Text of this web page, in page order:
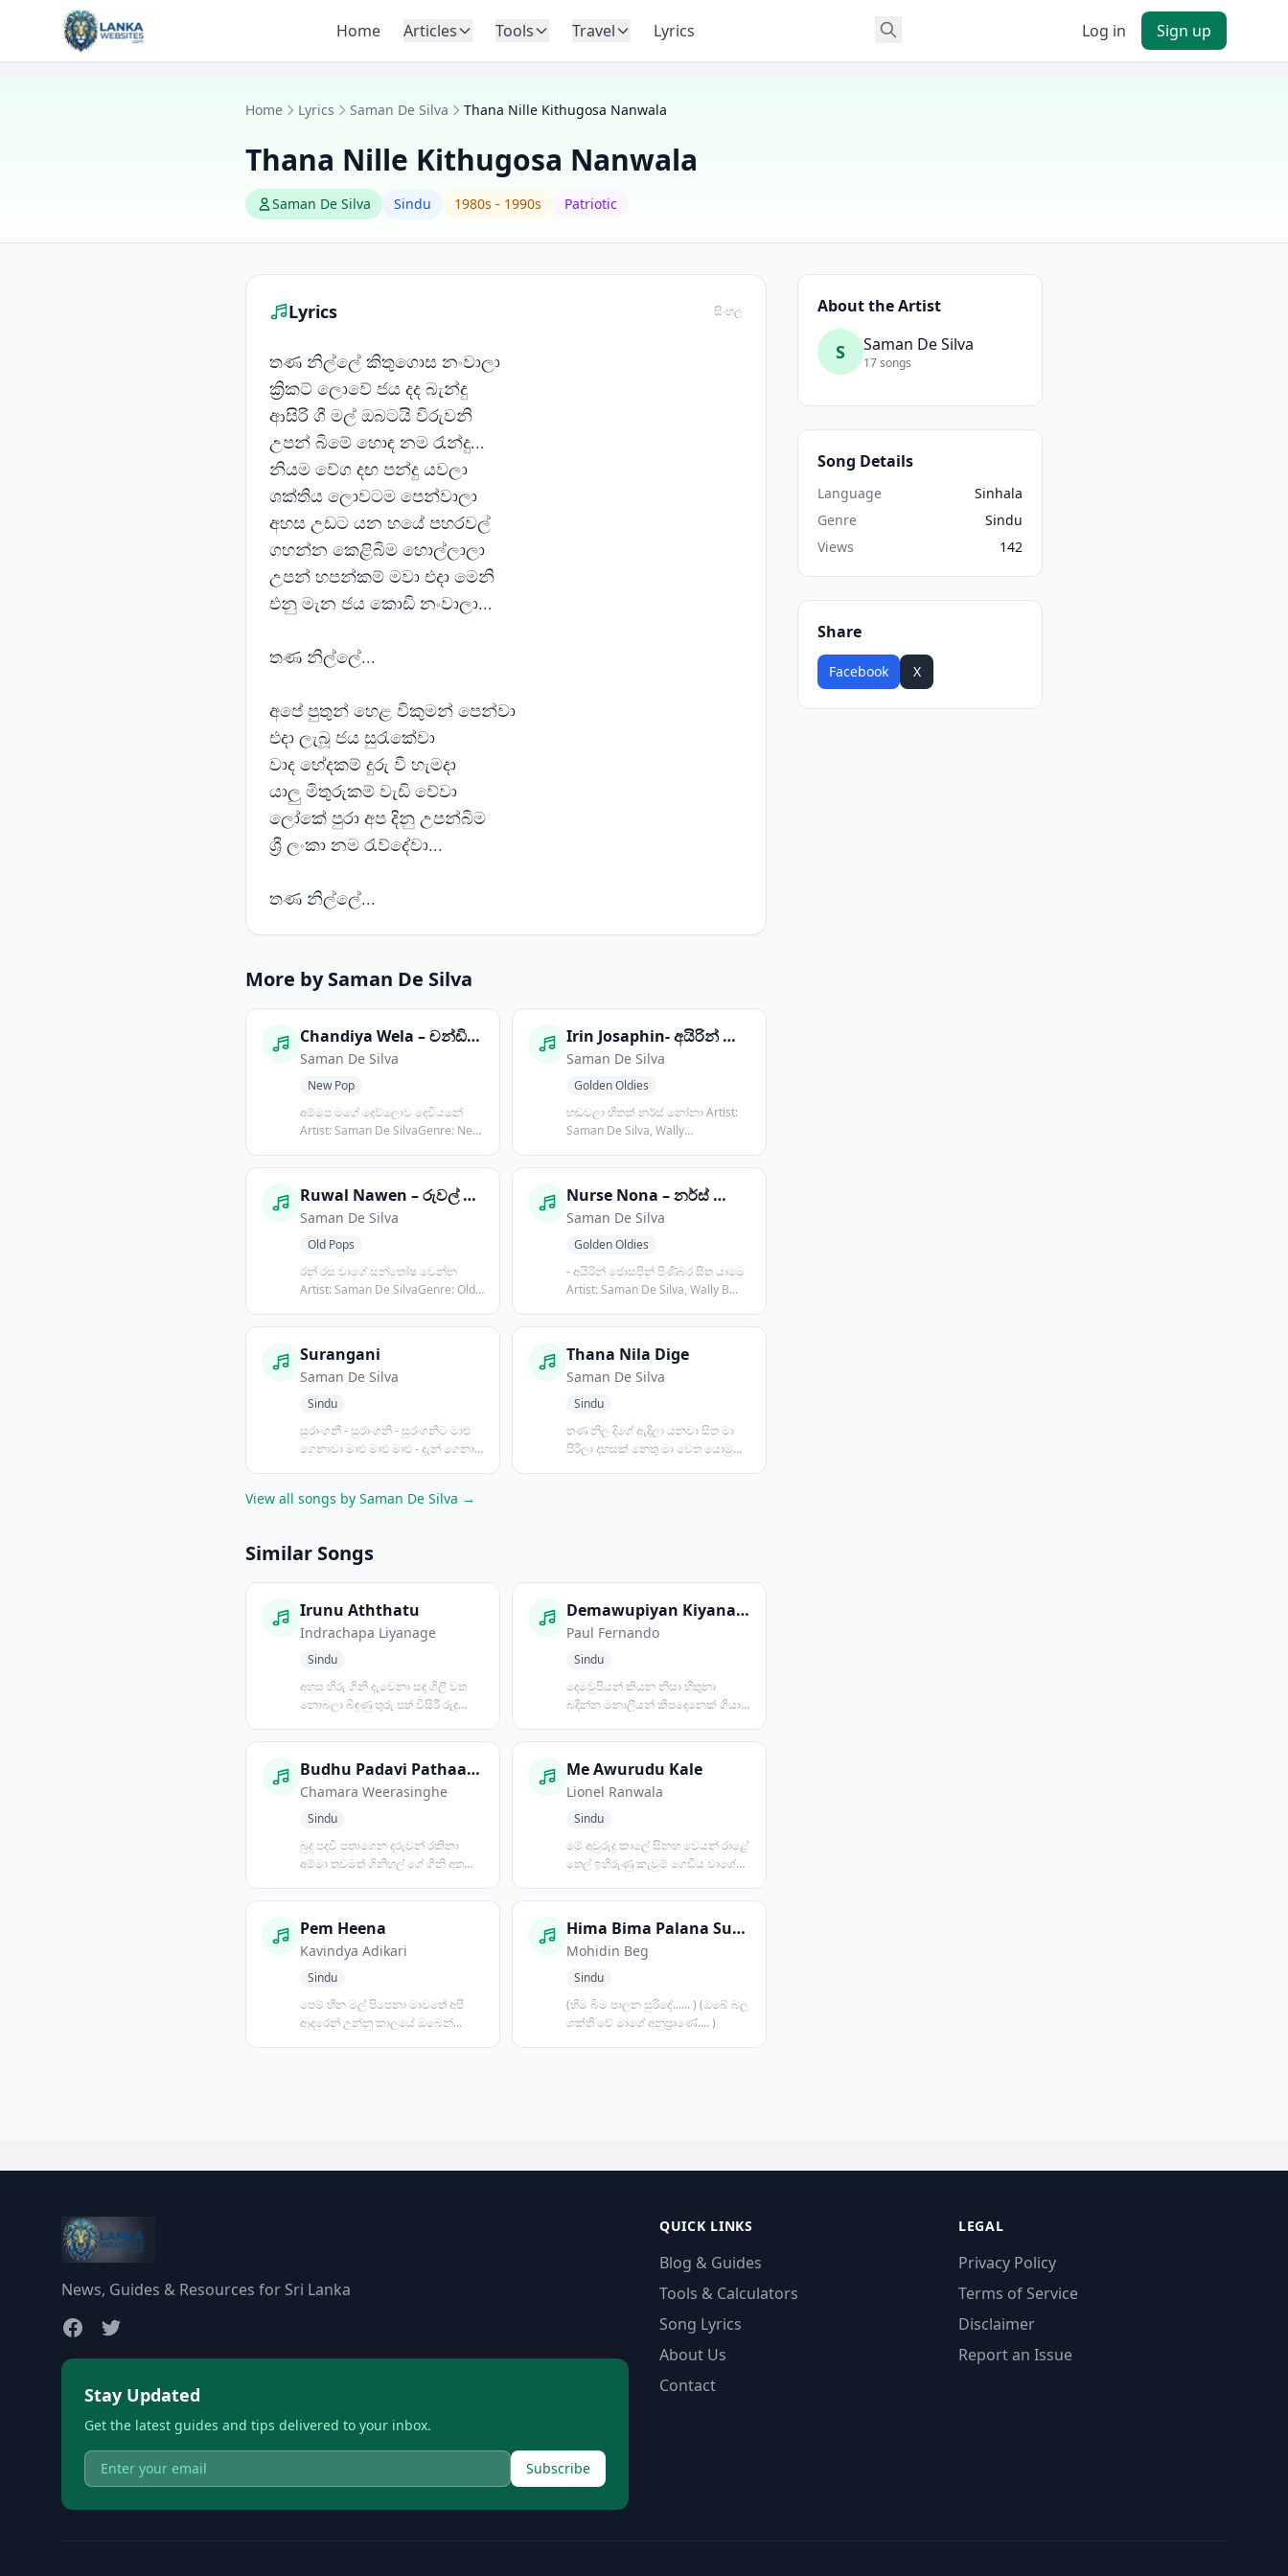
Skip to content
Home Articles Tools Travel Lyrics Log in Sign up
Home Lyrics Saman De Silva Thana Nille Kithugosa Nanwala
Thana Nille Kithugosa Nanwala
Saman De Silva Sindu 1980s - 1990s Patriotic
Lyrics සිංහල
තණ නිල්ලේ කිතුගොස නංවාලා
ක්‍රිකට් ලොවේ ජය දද බැන්දු
ආසිරි ගී මල් ඔබටයි විරුවනි
උපන් බිමේ හොඳ නම රැන්දු...
නියම වේග දඟ පන්දු යවලා
ශක්තිය ලොවටම පෙන්වාලා
අහස උඩට යන හයේ පහරවල්
ගහන්න කෙළිබිම හොල්ලාලා
උපන් හපන්කම් මවා එදා මෙනි
එනු මැන ජය කොඩි නංවාලා...
තණ නිල්ලේ...
අපේ පුතුන් හෙළ විකුමන් පෙන්වා
එදා ලැබූ ජය සුරැකේවා
වාද භේදකම් දුරු වී හැමදා
යාලු මිතුරුකම් වැඩි වේවා
ලෝකේ පුරා අප දිනු උපන්බිම
ශ්‍රී ලංකා නම රැව්දේවා...
තණ නිල්ලේ...
More by Saman De Silva
Chandiya Wela – චන්ඩියා වෙලා
Saman De Silva
New Pop
අම්මප මගේ දෙව්ලොව දෙවියනේ
Artist: Saman De SilvaGenre: New
Irin Josaphin- අයිරින් ජොසපින්
Saman De Silva
Golden Oldies
හඬවලා හිතක් නර්ස් නෝනා Artist:
Saman De Silva, Wally
Ruwal Nawen – රුවල් නැවෙන්
Saman De Silva
Old Pops
රන් රස වාගේ සන්තෝෂ වෙන්න
Artist: Saman De SilvaGenre: Old
Nurse Nona – නර්ස් නෝනා
Saman De Silva
Golden Oldies
- අයිරින් ජොසපින් පිණිබර සීත යාමෙ
Artist: Saman De Silva, Wally B...
Surangani
Saman De Silva
Sindu
සුරාංගනී - සුරාංගනී - සුරංගනීට මාළු
ගෙනාවා මාළු මාළු මාළු - දැන් ගෙනාපු
Thana Nila Dige
Saman De Silva
Sindu
තණ නිල දිගේ ඇදිලා යනවා සිත මා
පිරිලා දහසක් නෙතු මා වෙත යොමු
View all songs by Saman De Silva →
Similar Songs
Irunu Aththatu
Indrachapa Liyanage
Sindu
අහස හිරු ගිනි දැවෙනා සඳ ගිලී වත
නොබලා බිඳුණු තුරු පත් විසිරී රුදු
Demawupiyan Kiyana Nisa
Paul Fernando
Sindu
දෙමවුපියන් කියන නිසා හිතුනා
බදින්න මනාලියන් කීපදෙනෙක් ගියා
Budhu Padavi Pathaagena
Chamara Weerasinghe
Sindu
බුදු පදවි පතාගෙන දරුවන් රකිනා
අම්මා තවමත් ගිනිහල් ගේ ගිනි අතරේ
Me Awurudu Kale
Lionel Ranwala
Sindu
මේ අවුරුදු කාලේ සිනහ වෙයන් රාළේ
තෙල් ඉහිරුණු කැවුම් ගෙඩිය වාගේ
Pem Heena
Kavindya Adikari
Sindu
පෙම් හීන මල් පිපෙනා මාවතේ අපි
ආදරෙන් උන්නු කාලයේ ඔබෙන්
Hima Bima Palana Surinde
Mohidin Beg
Sindu
(හිම බිම පාලන සුරිඳේ...... ) (ඔබේ බල
ශක්ති වේ මාගේ අනුප්‍රාණේ.... )
About the Artist
S Saman De Silva
17 songs
Song Details
Language
Sinhala
Genre
Sindu
Views
142
Share
Facebook X
News, Guides & Resources for Sri Lanka
Stay Updated
Get the latest guides and tips delivered to your inbox.
Subscribe
QUICK LINKS
Blog & Guides
Tools & Calculators
Song Lyrics
About Us
Contact
LEGAL
Privacy Policy
Terms of Service
Disclaimer
Report an Issue